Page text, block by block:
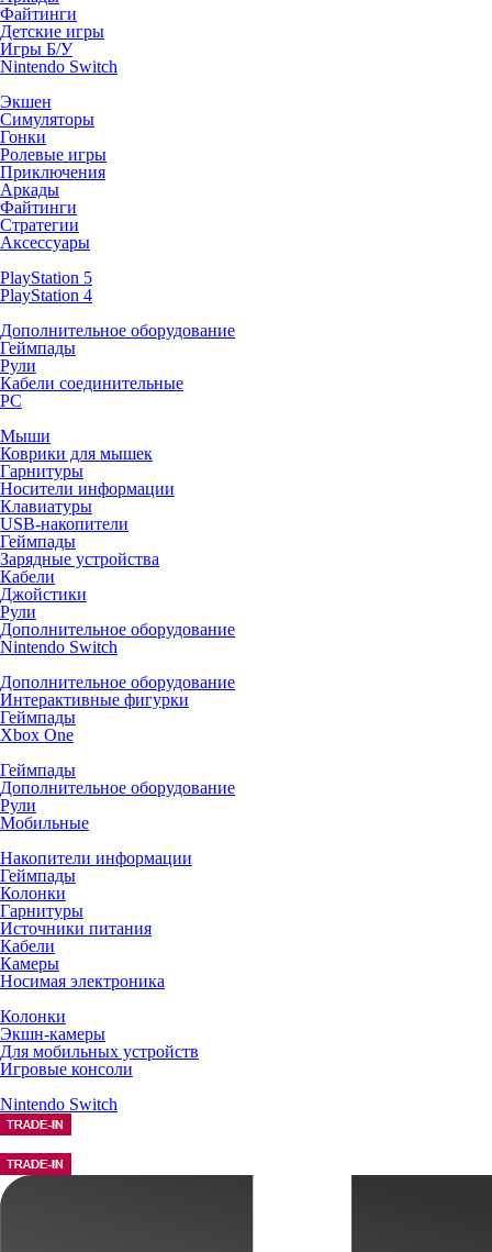
Файтинги
Детские игры
Игры Б/У
Nintendo Switch
Экшен
Симуляторы
Гонки
Ролевые игры
Приключения
Аркады
Файтинги
Стратегии
Аксессуары
PlayStation 5
PlayStation 4
Дополнительное оборудование
Геймпады
Рули
Кабели соединительные
PC
Мыши
Коврики для мышек
Гарнитуры
Носители информации
Клавиатуры
USB-накопители
Геймпады
Зарядные устройства
Кабели
Джойстики
Рули
Дополнительное оборудование
Nintendo Switch
Дополнительное оборудование
Интерактивные фигурки
Геймпады
Xbox One
Геймпады
Дополнительное оборудование
Рули
Мобильные
Накопители информации
Геймпады
Колонки
Гарнитуры
Источники питания
Кабели
Камеры
Носимая электроника
Колонки
Экшн-камеры
Для мобильных устройств
Игровые консоли
Nintendo Switch